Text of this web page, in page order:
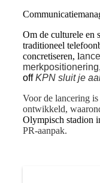
Om de culturele en
traditioneel
concretiseren, l
offKPN sluit je
Voor de lancering
ontwikkeld,
Olympisch stadion
PR-aanpak.